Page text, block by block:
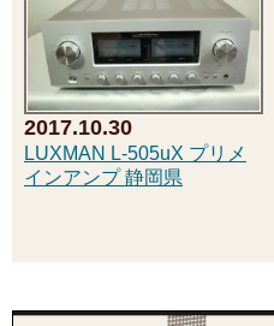
2017.10.30
LUXMAN L-505uX プリメ
インアンプ 静岡県